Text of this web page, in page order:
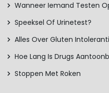
Wanneer Iemand Testen
Speeksel Of Urinetest?
Alles Over Gluten
Hoe Lang Is Drugs
Stoppen Met Roken